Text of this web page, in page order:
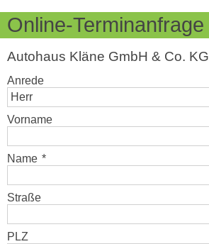
Online-Terminanfrage
Autohaus Kläne GmbH & Co. KG
Anrede
Herr
Vorname
Name *
Straße
PLZ